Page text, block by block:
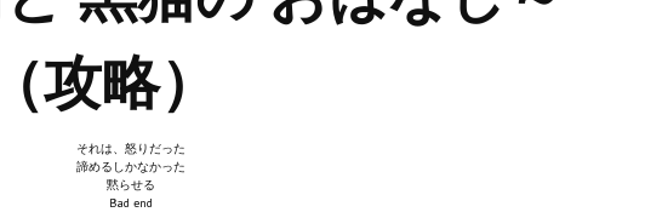
（攻略）
それは、怒りだった
諦めるしかなかった
黙らせる
Bad end